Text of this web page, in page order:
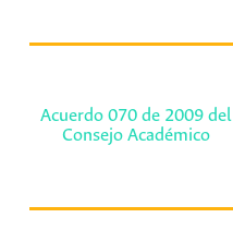
Acuerdo 070 de 2009 del
Consejo Académico